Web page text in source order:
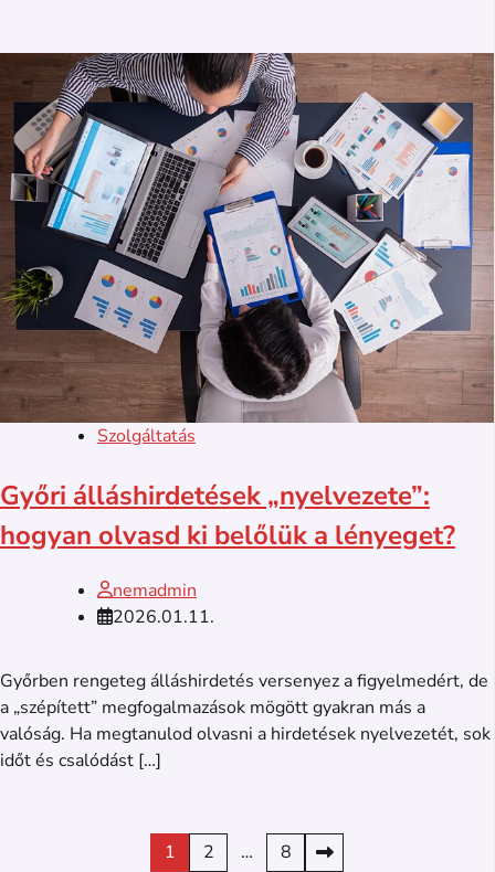
Szolgáltatás
Győri álláshirdetések „nyelvezete”:
hogyan olvasd ki belőlük a lényeget?
nemadmin
2026.01.11.
Győrben rengeteg álláshirdetés versenyez a figyelmedért, de
a „szépített” megfogalmazások mögött gyakran más a
valóság. Ha megtanulod olvasni a hirdetések nyelvezetét, sok
időt és csalódást […]
1 2 … 8